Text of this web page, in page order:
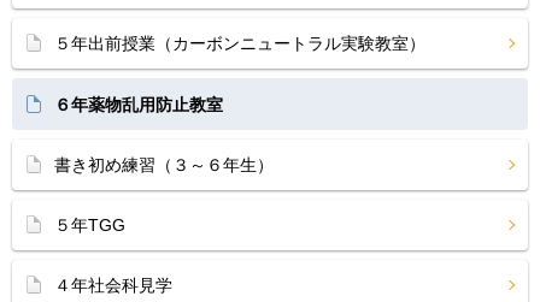
５年出前授業（カーボンニュートラル実験教室）
６年薬物乱用防止教室
書き初め練習（３～６年生）
５年TGG
４年社会科見学